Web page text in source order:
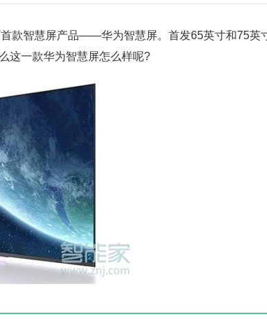
款智慧屏产品——华为智慧屏。首发65英寸和75英
这一款华为智慧屏怎么样呢?